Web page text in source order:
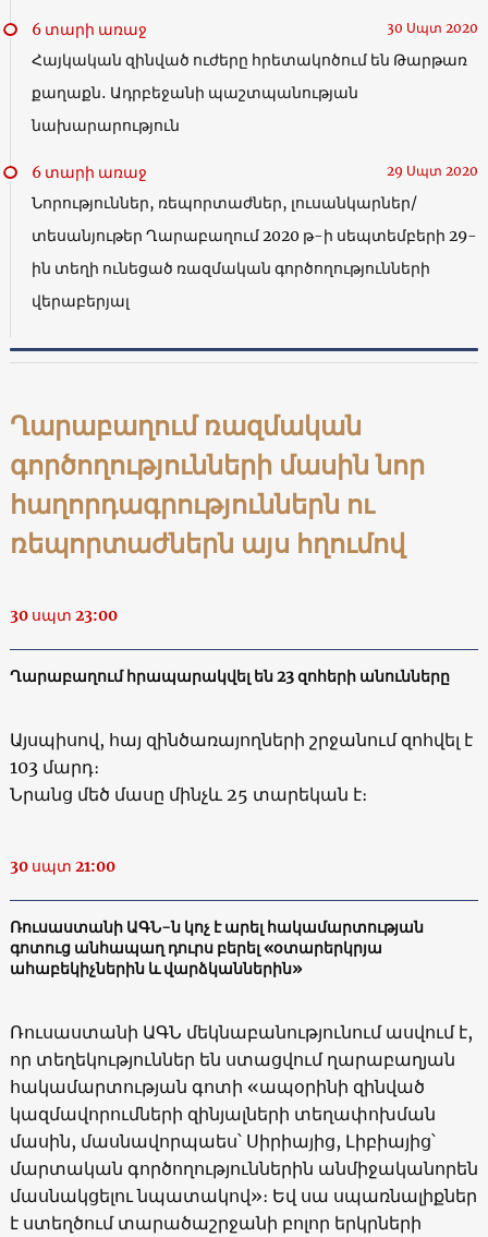
6 տարի առաջ 30 Սպտ 2020
Հայկական զինված ուժերը հրետակոծում են Թարթառ
քաղաքն․ Ադրբեջանի պաշտպանության
նախարարություն
6 տարի առաջ 29 Սպտ 2020
Նորություններ, ռեպորտաժներ, լուսանկարներ/
տեսանյութեր Ղարաբաղում 2020 թ-ի սեպտեմբերի 29-
ին տեղի ունեցած ռազմական գործողությունների
վերաբերյալ
Ղարաբաղում ռազմական
գործողությունների մասին նոր
հաղորդագրություններն ու
ռեպորտաժներն այս հղումով
30 սպտ 23:00
Ղարաբաղում հրապարակվել են 23 զոհերի անունները
Այսպիսով, հայ զինծառայողների շրջանում զոհվել է
103 մարդ։
Նրանց մեծ մասը մինչև 25 տարեկան է։
30 սպտ 21:00
Ռուսաստանի ԱԳՆ-ն կոչ է արել հակամարտության
գոտուց անհապաղ դուրս բերել «օտարերկրյա
ահաբեկիչներին և վարձկաններին»
Ռուսաստանի ԱԳՆ մեկնաբանությունում ասվում է,
որ տեղեկություններ են ստացվում ղարաբաղյան
հակամարտության գոտի «ապօրինի զինված
կազմավորումների զինյալների տեղափոխման
մասին, մասնավորպաես՝ Սիրիայից, Լիբիայից՝
մարտական գործողություններին անմիջականորեն
մասնակցելու նպատակով»։ Եվ սա սպառնալիքներ
է ստեղծում տարածաշրջանի բոլոր երկրների